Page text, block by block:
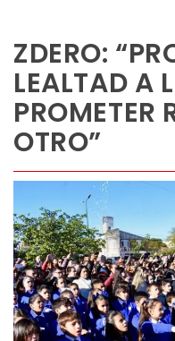
ZDERO:
LEALTAD A
PROMETER
OTRO”